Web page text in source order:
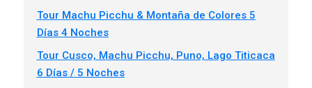
Tour Machu Picchu & Montaña de Colores 5
Días 4 Noches
Tour Cusco, Machu Picchu, Puno, Lago Titicaca
6 Días / 5 Noches